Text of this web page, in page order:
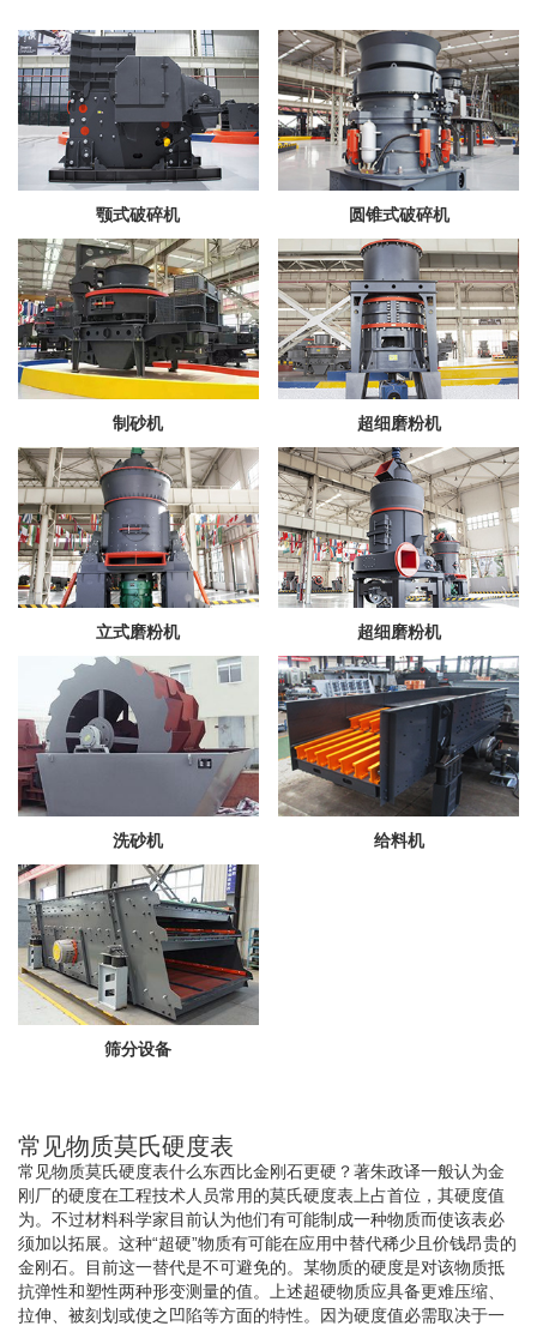
颚式破碎机 圆锥式破碎机
制砂机 超细磨粉机
立式磨粉机 超细磨粉机
洗砂机 给料机
筛分设备
常见物质莫氏硬度表
常见物质莫氏硬度表什么东西比金刚石更硬？著朱政译一般认为金
刚厂的硬度在工程技术人员常用的莫氏硬度表上占首位，其硬度值
为。不过材料科学家目前认为他们有可能制成一种物质而使该表必
须加以拓展。这种“超硬”物质有可能在应用中替代稀少且价钱昂贵的
金刚石。目前这一替代是不可避免的。某物质的硬度是对该物质抵
抗弹性和塑性两种形变测量的值。上述超硬物质应具备更难压缩、
拉伸、被刻划或使之凹陷等方面的特性。因为硬度值必需取决于一